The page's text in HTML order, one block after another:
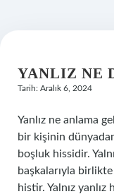
YANLIZ NE
Tarih: Aralık 6, 2024
Yanlız ne anlama
bir kişinin
boşluk hissidir.
başkalarıyla
histir. Yalnız